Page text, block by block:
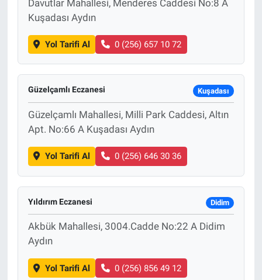
Davutlar Mahallesi, Menderes Caddesi No:8 A
Kuşadası Aydın
Yol Tarifi Al 0 (256) 657 10 72
Güzelçamlı Eczanesi Kuşadası
Güzelçamlı Mahallesi, Milli Park Caddesi, Altın
Apt. No:66 A Kuşadası Aydın
Yol Tarifi Al 0 (256) 646 30 36
Yıldırım Eczanesi Didim
Akbük Mahallesi, 3004.Cadde No:22 A Didim
Aydın
Yol Tarifi Al 0 (256) 856 49 12